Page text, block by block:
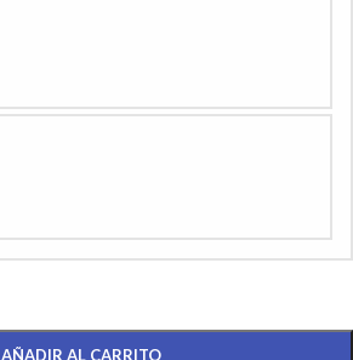
AÑADIR AL CARRITO